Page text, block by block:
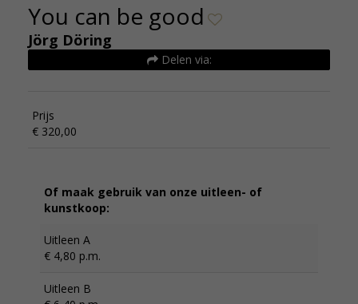
You can be good
Jörg Döring
Delen via:
Prijs
€ 320,00
Of maak gebruik van onze uitleen- of
kunstkoop:
Uitleen A
€ 4,80 p.m.
Uitleen B